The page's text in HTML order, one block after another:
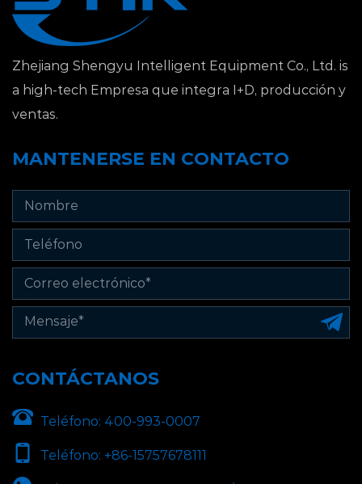
Zhejiang Shengyu Intelligent Equipment Co., Ltd. is
a high-tech Empresa que integra I+D, producción y
ventas.
MANTENERSE EN CONTACTO
CONTÁCTANOS
Teléfono: 400-993-0007
Teléfono: +86-15757678111